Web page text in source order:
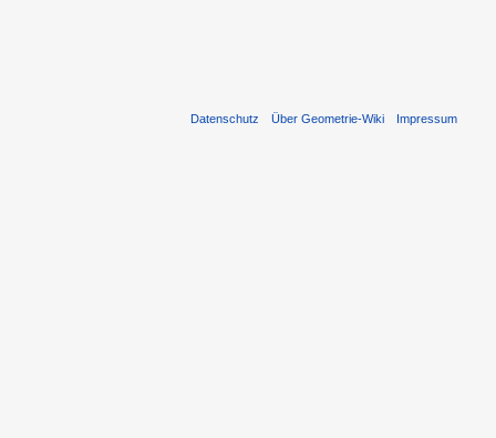
Datenschutz Über Geometrie-Wiki Impressum